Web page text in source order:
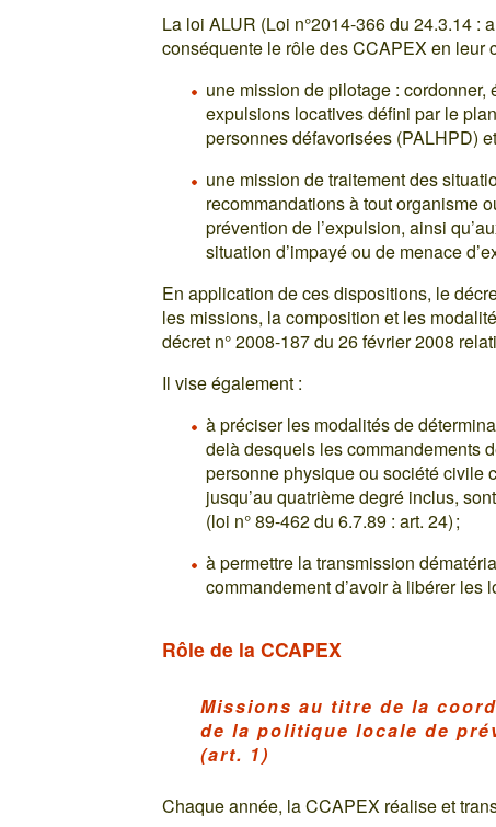
La loi ALUR (Loi n°2014-366 du 24.3.14 :
conséquente le rôle des CCAPEX en leur
une mission de pilotage :
expulsions locatives défini par le
personnes défavorisées (PALHPD)
une mission de traitement des
recommandations à tout organisme
prévention de l’expulsion, ainsi
situation d’impayé ou de menace
En application de ces dispositions, le
les missions, la composition et les
décret n° 2008-187 du 26 février 2008
Il vise également :
à préciser les modalités de
delà desquels les commandements
personne physique ou société civile
jusqu’au quatrième degré inclus,
(loi n° 89-462 du 6.7.89 : art. 24) ;
à permettre la transmission
commandement d’avoir à libérer les
Rôle de la CCAPEX
Missions au titre de la
de la politique locale de
(art. 1)
Chaque année, la CCAPEX réalise et